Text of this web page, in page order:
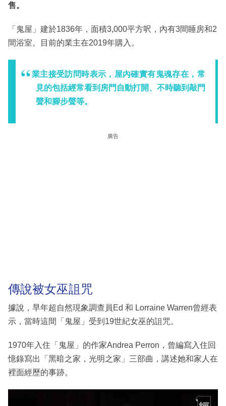
售。
「鬼屋」建於1836年，面積3,000平方呎，內有3間睡房和2
間浴室。目前的業主在2019年購入。
業主接受訪問時表示，屋內確實有鬼魂存在，常
見的包括經常看到房門自動打開、不時聽到敲門
聲和腳步聲等。
廣告
傳說被女巫詛咒
據說，早年超自然現象調查員Ed 和 Lorraine Warren曾經表
示，當時這間「鬼屋」受到19世紀女巫的詛咒。
1970年入住「鬼屋」的作家Andrea Perron，曾編寫入住回
憶錄寫出「黑暗之家，光明之家」三部曲，講述她和家人在
裡面經歷的事跡。